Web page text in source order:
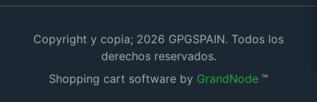
Copyright y copia; 2026 GPGSPAIN. Todos los
derechos reservados.
Shopping cart software by GrandNode ™